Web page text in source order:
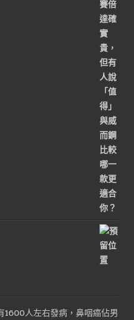
1600人左右發病，鼻咽癌佔男